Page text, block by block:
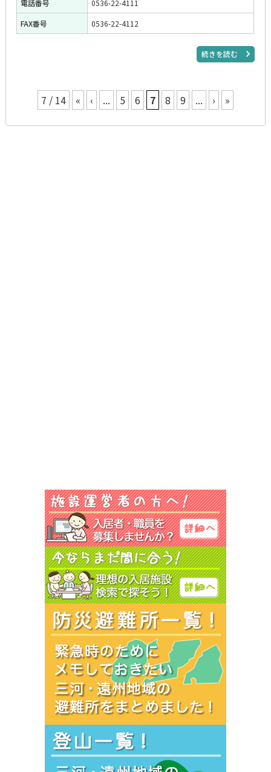
電話番号
0536-22-4111
FAX番号
0536-22-4112
続きを読む
7 / 14 « ‹ ... 5 6 7 8 9 ... › »